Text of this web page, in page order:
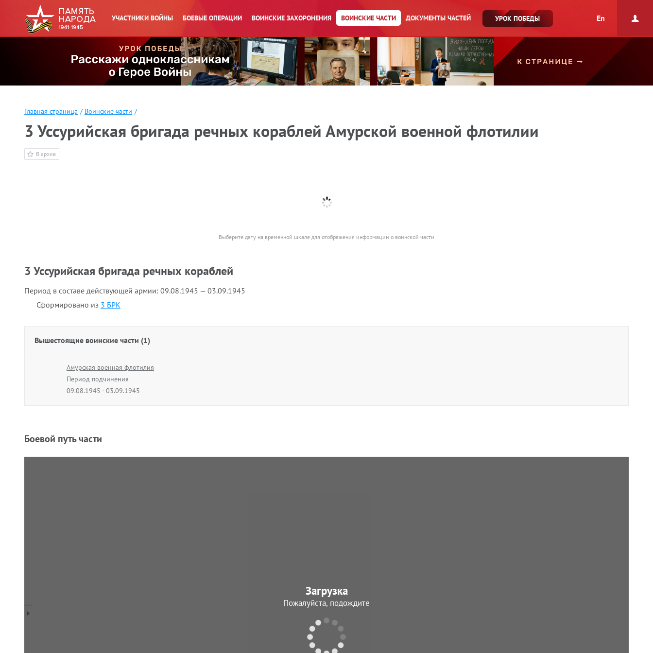
УЧАСТНИКИ ВОЙНЫ БОЕВЫЕ ОПЕРАЦИИ ВОИНСКИЕ ЗАХОРОНЕНИЯ ВОИНСКИЕ ЧАСТИ ДОКУМЕНТЫ ЧАСТЕЙ УРОК ПОБЕДЫ En
Главная страница / Воинские части /
3 Уссурийская бригада речных кораблей Амурской военной флотилии
В архив
Выберите дату на временной шкале для отображения информации о воинской части
3 Уссурийская бригада речных кораблей
Период в составе действующей армии: 09.08.1945 — 03.09.1945
Сформировано из 3 БРК
Вышестоящие воинские части (1)
Амурская военная флотилия
Период подчинения
09.08.1945 - 03.09.1945
Боевой путь части
Загрузка
Пожалуйста, подождите